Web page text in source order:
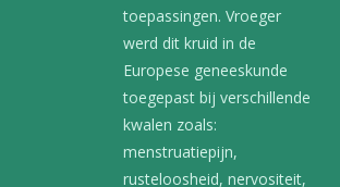
toepassingen. Vroeger
werd dit kruid in de
Europese geneeskunde
toegepast bij verschillende
kwalen zoals:
menstruatiepijn,
rusteloosheid, nervositeit,